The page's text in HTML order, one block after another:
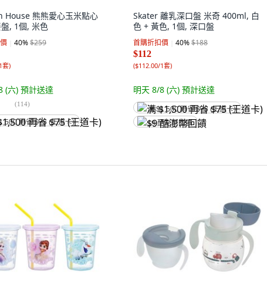
House 熊熊愛心玉米點心
, 1個, 米色
40%$259
套)
(六) 預計送達
(114)
再省 $75 (王道卡)
Skater 離乳深口盤 米奇 400ml, 白
色 + 黃色, 1個, 深口盤
首購折扣價 40%$188
$112
($112.00/1套)
明天 8/8 (六) 預計送達
满 $1,500 再省 $75 (王道卡)
$9 酷澎幣回饋